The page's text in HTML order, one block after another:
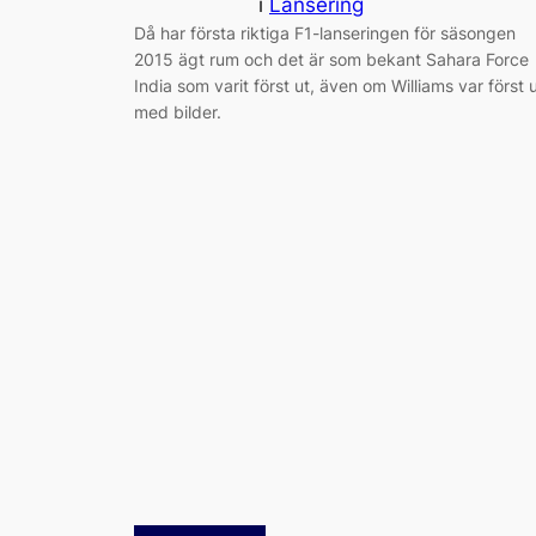
Då har första riktiga F1-lanseringen för säsongen
2015 ägt rum och det är som bekant Sahara Force
India som varit först ut, även om Williams var först
med bilder.